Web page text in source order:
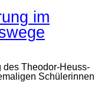
im
des Theodor-Heuss-
Schülerinnen